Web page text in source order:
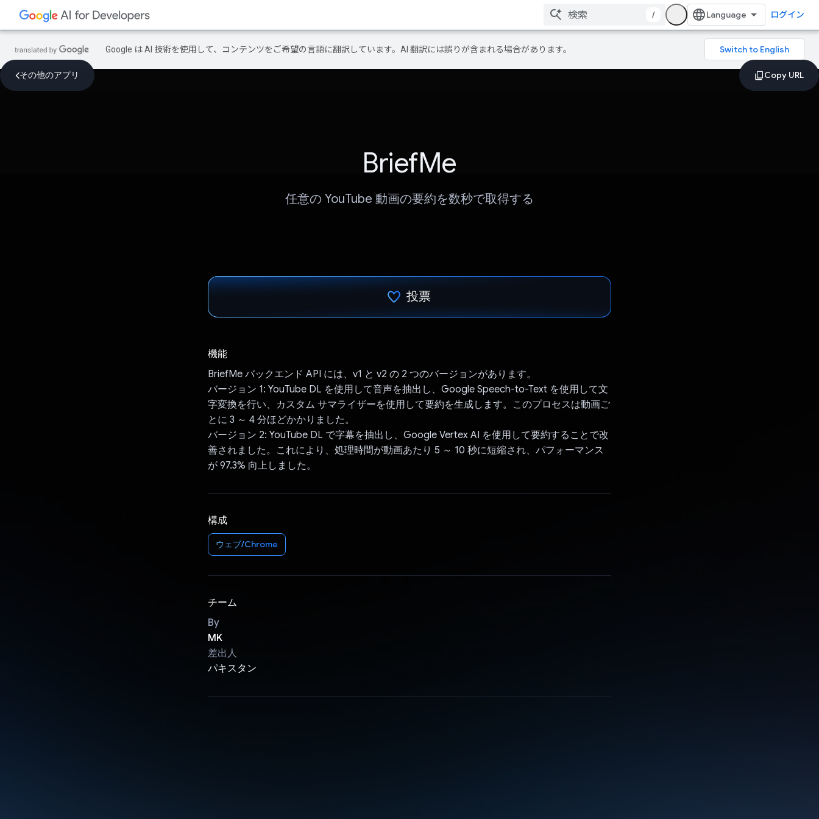
/ ログイン
Google は AI 技術を使用して、コンテンツをご希望の言語に翻訳しています。AI 翻訳には誤りが含まれる場合があります。
その他のアプリ
BriefMe
任意の YouTube 動画の要約を数秒で取得する
投票
機能
BriefMe バックエンド API には、v1 と v2 の 2 つのバージョンがあります。
バージョン 1: YouTube DL を使用して音声を抽出し、Google Speech-to-Text を使用して文
字変換を行い、カスタム サマライザーを使用して要約を生成します。このプロセスは動画ご
とに 3 ～ 4 分ほどかかりました。
バージョン 2: YouTube DL で字幕を抽出し、Google Vertex AI を使用して要約することで改
善されました。これにより、処理時間が動画あたり 5 ～ 10 秒に短縮され、パフォーマンス
が 97.3% 向上しました。
構成
ウェブ/Chrome
チーム
By
MK
差出人
パキスタン